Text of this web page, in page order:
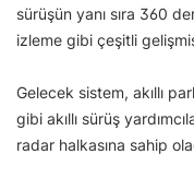
sürüşün yanı sıra 360
izleme gibi çeşitli
Gelecek sistem, akıllı
gibi akıllı sürüş
radar halkasına sahip